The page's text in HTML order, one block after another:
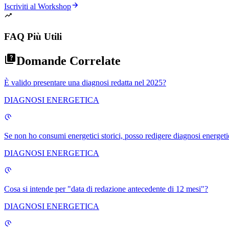
Iscriviti al Workshop
FAQ Più Utili
Domande Correlate
È valido presentare una diagnosi redatta nel 2025?
DIAGNOSI ENERGETICA
Se non ho consumi energetici storici, posso redigere diagnosi
DIAGNOSI ENERGETICA
Cosa si intende per "data di redazione antecedente di 12 mesi"?
DIAGNOSI ENERGETICA